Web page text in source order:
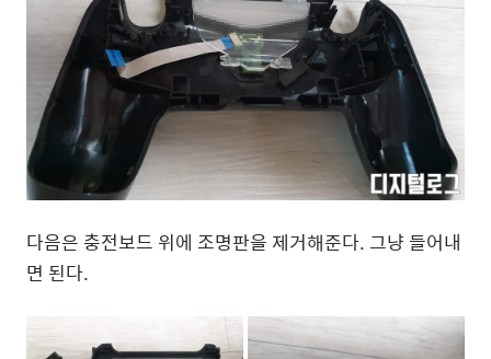
다음은 충전보드 위에 조명판을 제거해준다. 그냥 들어내
면 된다.